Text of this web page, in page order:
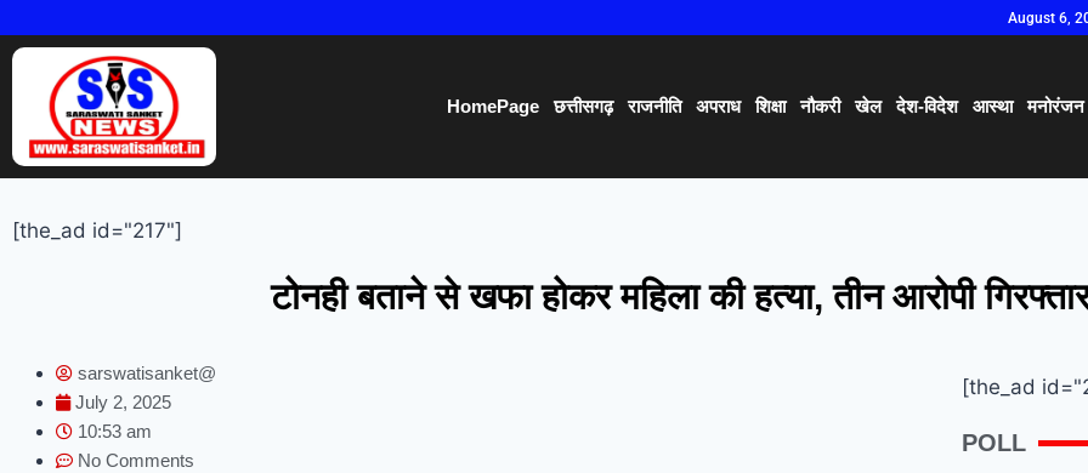
August 6,
HomePage छत्तीसगढ़ राजनीति अपराध शिक्षा नौकरी खेल देश-विदेश आस्था मनोरंजन
[the_ad id="217"]
टोनही बताने से खफा होकर महिला की हत्या, तीन आरोपी
sarswatisanket@
July 2, 2025
10:53 am
No Comments
[the_ad
POLL